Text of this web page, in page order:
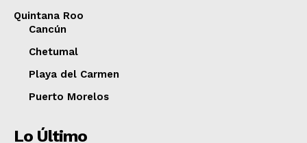
Quintana Roo
Cancún
Chetumal
Playa del Carmen
Puerto Morelos
Lo Último